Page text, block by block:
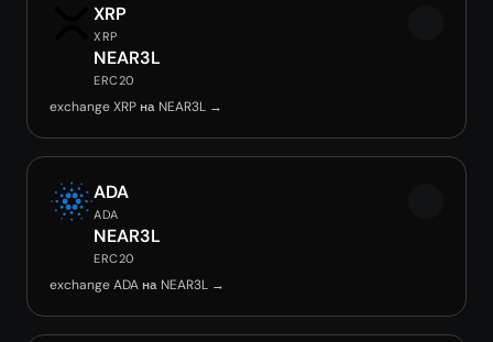
XRP
XRP
NEAR3L
ERC20
exchange XRP на NEAR3L →
ADA
ADA
NEAR3L
ERC20
exchange ADA на NEAR3L →